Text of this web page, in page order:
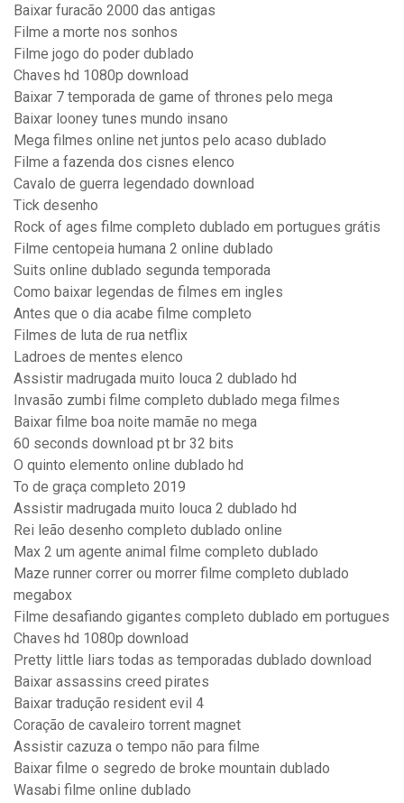
Baixar furacão 2000 das antigas
Filme a morte nos sonhos
Filme jogo do poder dublado
Chaves hd 1080p download
Baixar 7 temporada de game of thrones pelo mega
Baixar looney tunes mundo insano
Mega filmes online net juntos pelo acaso dublado
Filme a fazenda dos cisnes elenco
Cavalo de guerra legendado download
Tick desenho
Rock of ages filme completo dublado em portugues grátis
Filme centopeia humana 2 online dublado
Suits online dublado segunda temporada
Como baixar legendas de filmes em ingles
Antes que o dia acabe filme completo
Filmes de luta de rua netflix
Ladroes de mentes elenco
Assistir madrugada muito louca 2 dublado hd
Invasão zumbi filme completo dublado mega filmes
Baixar filme boa noite mamãe no mega
60 seconds download pt br 32 bits
O quinto elemento online dublado hd
To de graça completo 2019
Assistir madrugada muito louca 2 dublado hd
Rei leão desenho completo dublado online
Max 2 um agente animal filme completo dublado
Maze runner correr ou morrer filme completo dublado
megabox
Filme desafiando gigantes completo dublado em portugues
Chaves hd 1080p download
Pretty little liars todas as temporadas dublado download
Baixar assassins creed pirates
Baixar tradução resident evil 4
Coração de cavaleiro torrent magnet
Assistir cazuza o tempo não para filme
Baixar filme o segredo de broke mountain dublado
Wasabi filme online dublado